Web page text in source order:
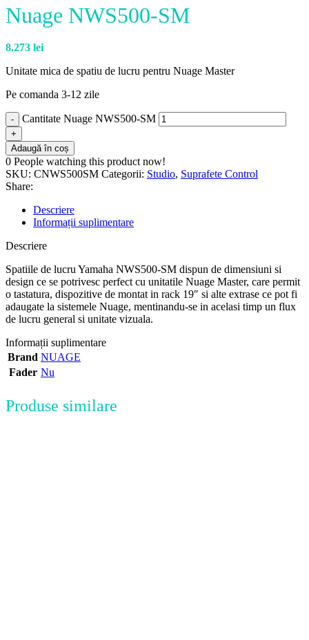
Nuage NWS500-SM
8.273 lei
Unitate mica de spatiu de lucru pentru Nuage Master
Pe comanda 3-12 zile
Cantitate Nuage NWS500-SM
Adaugă în coș
0 People watching this product now!
SKU: CNWS500SM Categorii: Studio, Suprafete Control
Share:
Descriere
Informații suplimentare
Descriere
Spatiile de lucru Yamaha NWS500-SM dispun de dimensiuni si
design ce se potrivesc perfect cu unitatile Nuage Master, care permit
o tastatura, dispozitive de montat in rack 19″ si alte extrase ce pot fi
adaugate la sistemele Nuage, mentinandu-se in acelasi timp un flux
de lucru general si unitate vizuala.
Informații suplimentare
Brand NUAGE
Fader Nu
Produse similare